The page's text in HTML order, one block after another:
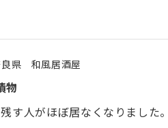
県 和風居酒屋
物
す人がほぼ居なくなりました。